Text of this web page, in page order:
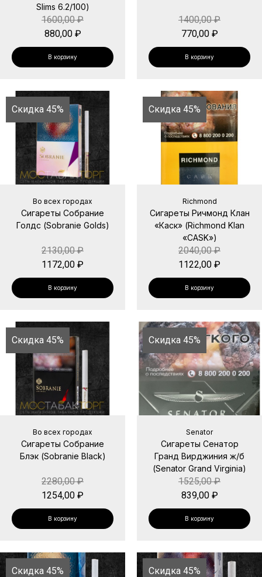
Slims 6.2/100)
1600,00₽
880,00 ₽
В корзину
1400,00₽
770,00 ₽
В корзину
Скидка 45%
Во всех городах
Сигареты Собрание
Голдс (Sobranie Golds)
2130,00₽
1172,00 ₽
В корзину
Скидка 45%
Richmond
Сигареты Ричмонд Клан
«Каск» (Richmond Klan
«CASK»)
2040,00₽
1122,00 ₽
В корзину
Скидка 45%
Во всех городах
Сигареты Собрание
Блэк (Sobranie Black)
2280,00₽
1254,00 ₽
В корзину
Скидка 45%
Senator
Сигареты Сенатор
Гранд Вирджиния ж/б
(Senator Grand Virginia)
1525,00₽
839,00 ₽
В корзину
Скидка 45% Скидка 45%